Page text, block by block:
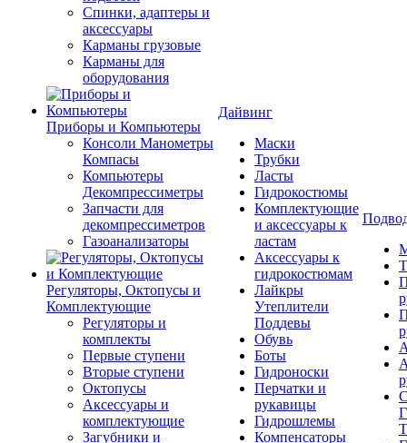
Спинки, адаптеры и
аксессуары
Карманы грузовые
Карманы для
оборудования
Приборы и Компьютеры
Консоли Манометры
Компасы
Компьютеры
Декомпрессиметры
Запчасти для
декомпрессиметров
Газоанализаторы
Регуляторы, Октопусы и
Комплектующие
Регуляторы и
комплекты
Первые ступени
Вторые ступени
Октопусы
Аксессуары и
комплектующие
Загубники и
Дайвинг
Маски
Трубки
Ласты
Гидрокостюмы
Комплектующие
и аксессуары к
ластам
Аксессуары к
гидрокостюмам
Лайкры
Утеплители
Поддевы
Обувь
Боты
Гидроноски
Перчатки и
рукавицы
Гидрошлемы
Компенсаторы